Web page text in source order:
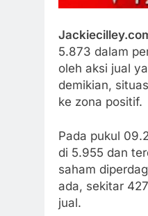
5.873 dalam
oleh aksi jual
demikian,
ke zona positif.
Pada pukul
di 5.955 dan
saham
ada, sekitar
jual.